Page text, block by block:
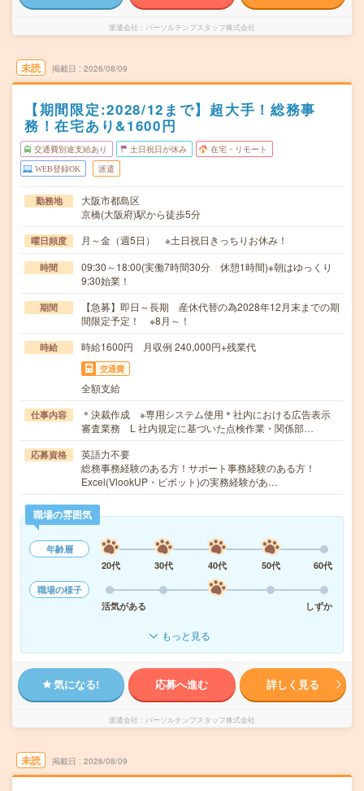
派遣会社 パーソルテンプスタッフ株式会社
未読 掲載日 2026/08/09
【期間限定:2028/12まで】超大手！総務事
務！在宅あり&1600円
交通費別途支給あり 土日祝日が休み 在宅・リモート
WEB登録OK 派遣
勤務地
大阪市都島区
京橋(大阪府)駅から徒歩5分
曜日頻度 月～金（週5日） ※土日祝日きっちりお休み！
時間
09:30～18:00(実働7時間30分 休憩1時間)※朝はゆっくり
9:30始業！
期間
【急募】即日～長期 産休代替の為2028年12月末までの期
間限定予定！ ※8月～！
時給 時給1600円 月収例 240,000円+残業代
交通費
全額支給
仕事内容
＊決裁作成 ※専用システム使用＊社内における広告表示
審査業務 L 社内規定に基づいた点検作業・関係部…
応募資格
英語力不要
総務事務経験のある方！サポート事務経験のある方！
Excel(VlookUP・ピボット)の実務経験があ…
職場の雰囲気
年齢層
20代
30代 40代 50代
60代
職場の様子
活気がある
しずか
もっと見る
気になる! 応募へ進む 詳しく見る
派遣会社 パーソルテンプスタッフ株式会社
未読 掲載日 2026/08/09